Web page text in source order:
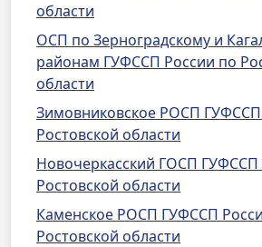
области
ОСП по Зерноградскому и
районам ГУФССП России по
области
Зимовниковское РОСП ГУФССП
Ростовской области
Новочеркасский ГОСП ГУФССП
Ростовской области
Каменское РОСП ГУФССП
Ростовской области